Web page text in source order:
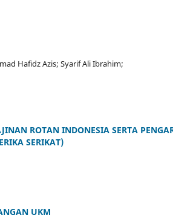
Hafidz Azis; Syarif Ali Ibrahim;
ROTAN INDONESIA SERTA
SERIKAT)
UKM